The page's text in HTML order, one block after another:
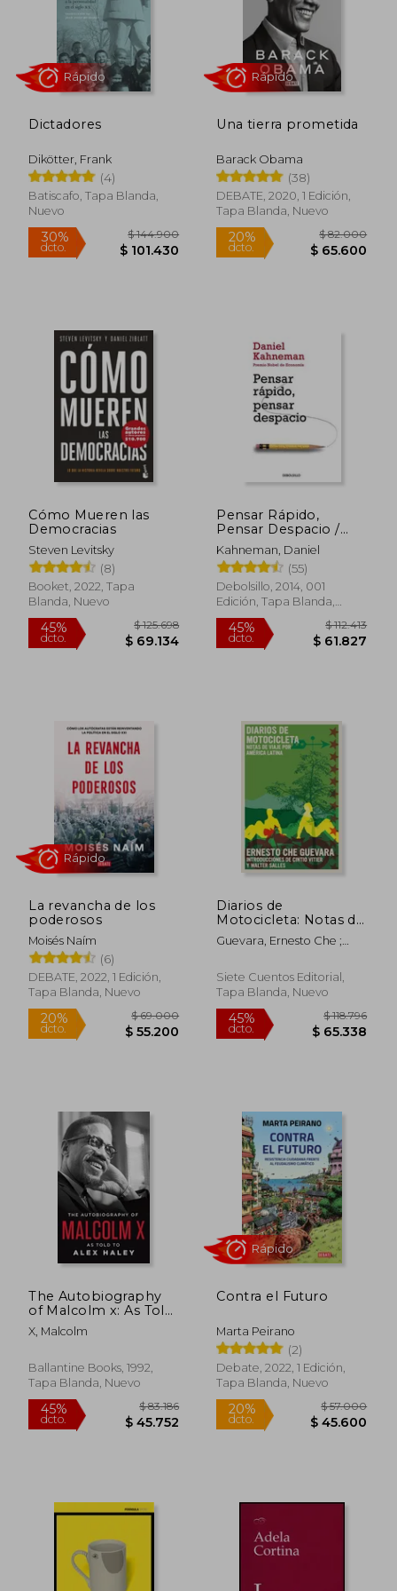
45%
dcto. $ 70.877
45%
dcto. $
Dictadores
Dikötter, Frank
(4)
Batiscafo, Tapa Blanda,
Nuevo
30%
dcto. $ 101.430
Rápido
Una tierra prometida
Barack Obama
(38)
DEBATE, 2020, 1 Edición,
Tapa Blanda, Nuevo
20%
dcto. $
Cómo Mueren las
Democracias
Steven Levitsky
(8)
Booket, 2022, Tapa
Blanda, Nuevo
Pensar Rápido,
Pensar Despacio /
Thinking, Fast and
Slow
Kahneman, Daniel
(55)
Debolsillo, 2014, 001
Edición, Tapa Blanda,
Nuevo
La revancha de los
poderosos
Moisés Naím
(6)
DEBATE, 2022, 1 Edición,
Tapa Blanda, Nuevo
$ 55.200
Rápido
Diarios de
Motocicleta: Notas de
Viaje Por América
Latina
Guevara, Ernesto Che ;
Siete Cuentos Editorial,
Tapa Blanda, Nuevo
The Autobiography
of Malcolm x: As Told
to Alex Haley (en
Inglés)
X, Malcolm
Ballantine Books, 1992,
Tapa Blanda, Nuevo
Contra el Futuro
Marta Peirano
(2)
Debate, 2022, 1 Edición,
Tapa Blanda, Nuevo